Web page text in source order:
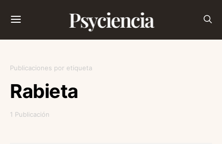
Psyciencia
Publicaciones por etiqueta
Rabieta
1 Publicación